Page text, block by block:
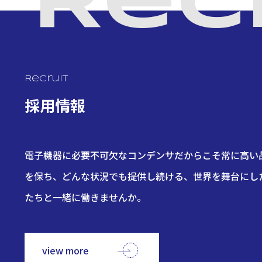
Recruit
採用情報
電子機器に必要不可欠なコンデンサだからこそ常に高い
を保ち、どんな状況でも提供し続ける、世界を舞台にし
たちと一緒に働きませんか。
view more